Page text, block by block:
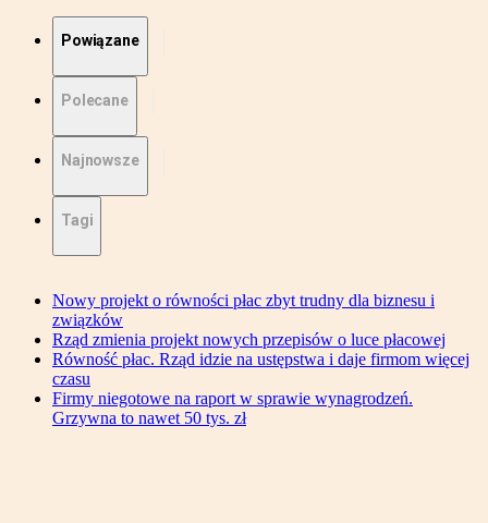
Powiązane
Polecane
Najnowsze
Tagi
Nowy projekt o równości płac zbyt trudny dla biznesu i
związków
Rząd zmienia projekt nowych przepisów o luce płacowej
Równość płac. Rząd idzie na ustępstwa i daje firmom więcej
czasu
Firmy niegotowe na raport w sprawie wynagrodzeń.
Grzywna to nawet 50 tys. zł